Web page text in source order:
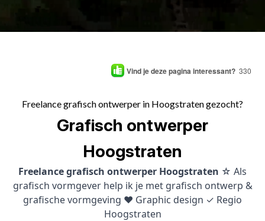
Vind je deze pagina interessant? 330
Freelance grafisch ontwerper in Hoogstraten gezocht?
Grafisch ontwerper
Hoogstraten
Freelance grafisch ontwerper Hoogstraten ☆ Als
grafisch vormgever help ik je met grafisch ontwerp &
grafische vormgeving ♥ Graphic design ✓ Regio
Hoogstraten